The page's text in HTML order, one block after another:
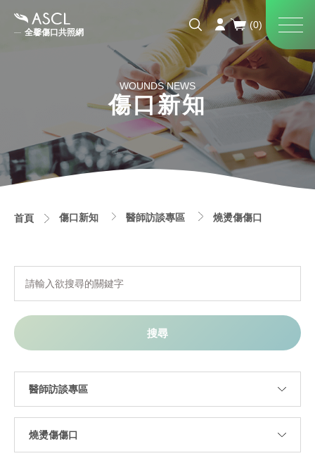
全馨傷口共照網
WOUNDS NEWS
傷口新知
首頁 傷口新知 醫師訪談專區 燒燙傷傷口